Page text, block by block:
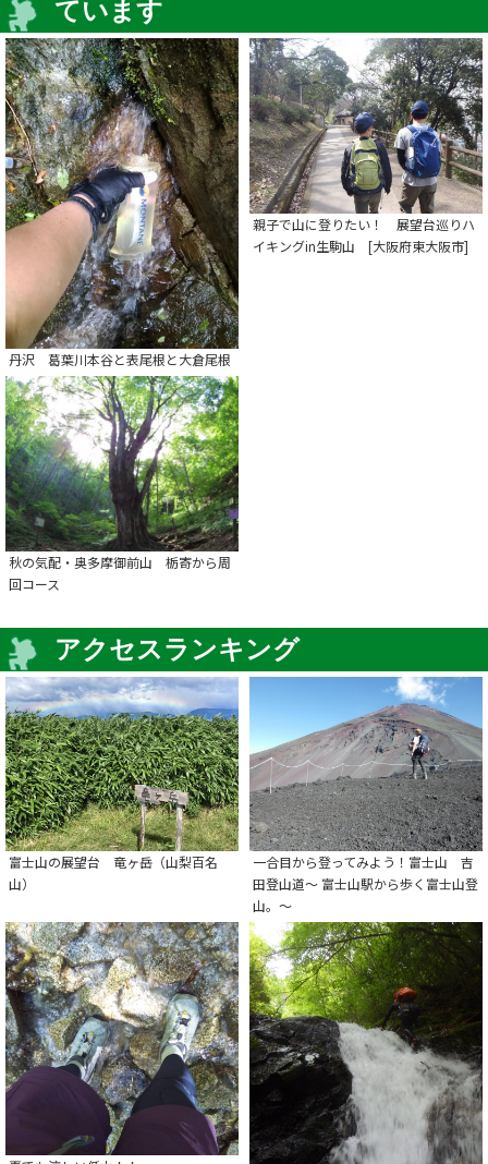
ています
丹沢 葛葉川本谷と表尾根と大倉尾根
親子で山に登りたい！ 展望台巡りハ
イキングin生駒山 [大阪府東大阪市]
秋の気配・奥多摩御前山 栃寄から周
回コース
アクセスランキング
富士山の展望台 竜ヶ岳（山梨百名
山）
一合目から登ってみよう！富士山 吉
田登山道～ 富士山駅から歩く富士山登
山。～